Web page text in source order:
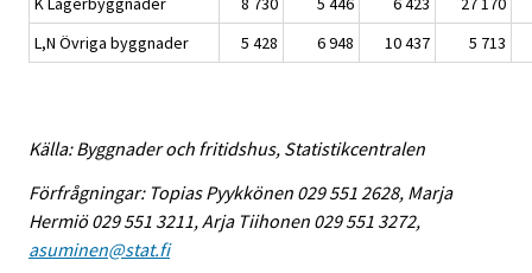
L,N Övriga byggnader
5 428 6 948 10 437 5 713
Källa: Byggnader och fritidshus, Statistikcentralen
Förfrågningar: Topias Pyykkönen 029 551 2628, Marja
Hermiö 029 551 3211, Arja Tiihonen 029 551 3272,
asuminen@stat.fi